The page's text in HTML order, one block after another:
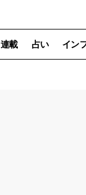
連載 占い イン